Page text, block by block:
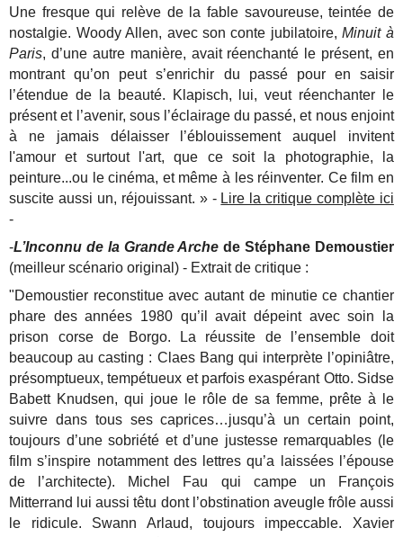
Une fresque qui relève de la fable savoureuse, teintée de
nostalgie. Woody Allen, avec son conte jubilatoire,Minuit à
Paris, d’une autre manière, avait réenchanté le présent, en
montrant qu’on peut s’enrichir du passé pour en saisir
l’étendue de la beauté. Klapisch, lui, veut réenchanter le
présent et l’avenir, sous l’éclairage du passé, et nous enjoint
à ne jamais délaisser l’éblouissement auquel invitent
l'amour et surtout l'art, que ce soit la photographie, la
peinture...ou le cinéma, et même à les réinventer. Ce film en
suscite aussi un, réjouissant. » - Lire la critique complète ici
-
-L’Inconnu de la Grande Arche de Stéphane Demoustier
(meilleur scénario original) - Extrait de critique :
"Demoustier reconstitue avec autant de minutie ce chantier
phare des années 1980 qu’il avait dépeint avec soin la
prison corse de Borgo. La réussite de l’ensemble doit
beaucoup au casting : Claes Bang qui interprète l’opiniâtre,
présomptueux, tempétueux et parfois exaspérant Otto. Sidse
Babett Knudsen, qui joue le rôle de sa femme, prête à le
suivre dans tous ses caprices…jusqu’à un certain point,
toujours d’une sobriété et d’une justesse remarquables (le
film s’inspire notamment des lettres qu’a laissées l’épouse
de l’architecte). Michel Fau qui campe un François
Mitterrand lui aussi têtu dont l’obstination aveugle frôle aussi
le ridicule. Swann Arlaud, toujours impeccable. Xavier